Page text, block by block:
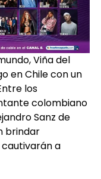
Viña del
en Chile con un
los
colombiano
Sanz de
brindar
a